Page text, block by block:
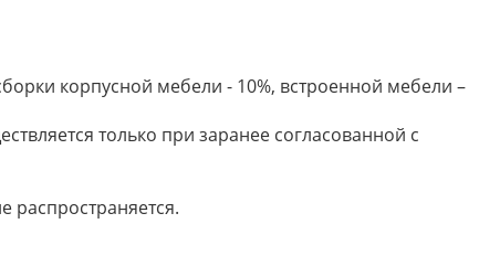
корпусной мебели - 10%, встроенной мебели –
только при заранее согласованной с
распространяется.